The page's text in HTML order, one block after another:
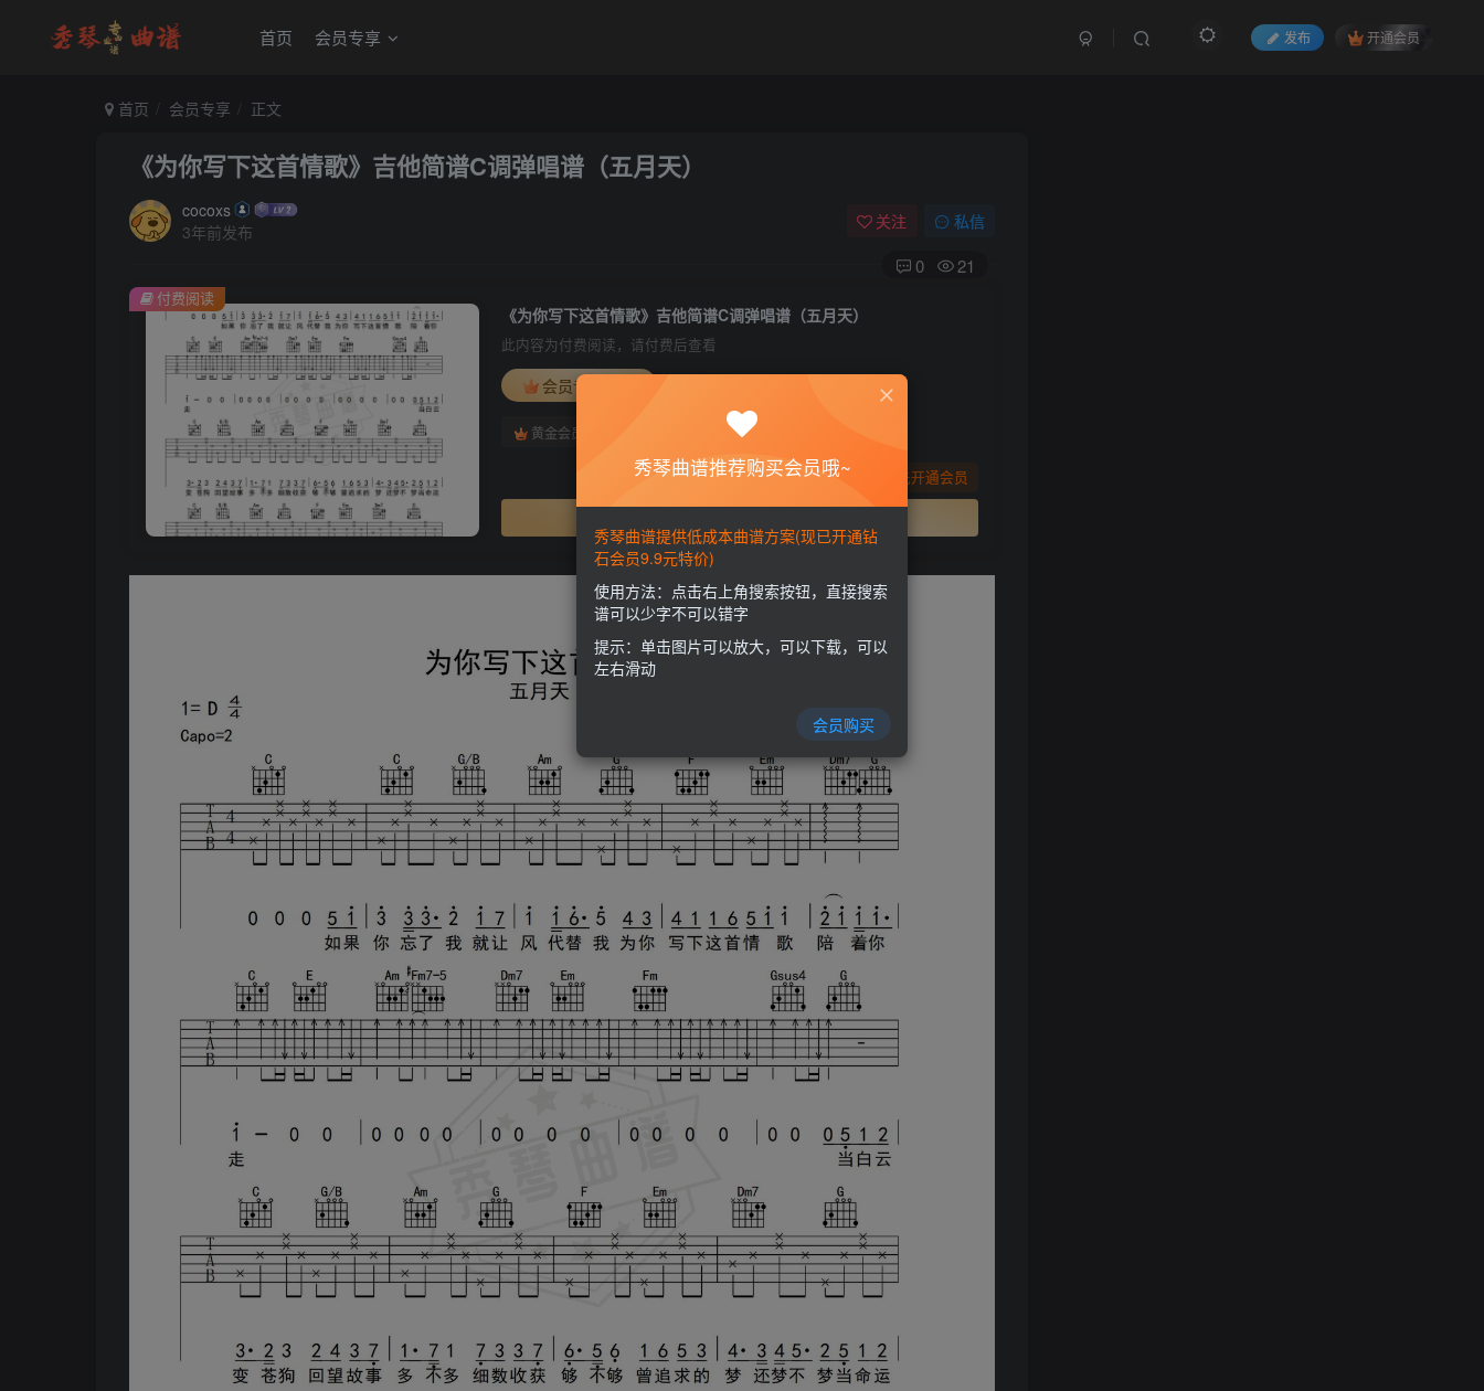
首页 会员专享 发布 开通会员
首页 会员专享 正文
《为你写下这首情歌》吉他简谱C调弹唱谱（五月天）
cocoxs
3年前发布
关注 私信
0 21
《为你写下这首情歌》吉他简谱C调弹唱谱（五月天）
此内容为付费阅读，请付费后查看
会员专属资源
黄金会员 免费
您暂无购买权限，请先开通会员
付费阅读
秀琴曲谱推荐购买会员哦~
秀琴曲谱提供低成本曲谱方案(现已开通钻
石会员9.9元特价)
使用方法：点击右上角搜索按钮，直接搜索
谱可以少字不可以错字
提示：单击图片可以放大，可以下载，可以
左右滑动
会员购买